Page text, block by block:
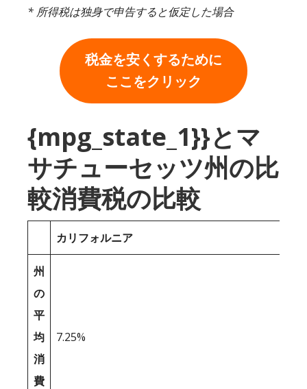
* 所得税は独身で申告すると仮定した場合
税金を安くするために
ここをクリック
{mpg_state_1}}とマ
サチューセッツ州の比
較消費税の比較
カリフォルニア
州
の
平
均
消
費
7.25%